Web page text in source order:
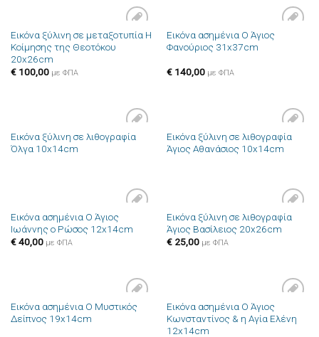
Πρόσθήκη
στην λίστα
Εικόνα ξύλινη σε μεταξοτυπία Η
Κοίμησης της Θεοτόκου
20x26cm
€100,00 με ΦΠΑ
Πρόσθήκη
Εικόνα ασημένια Ο Άγιος
Φανούριος 31x37cm
€140,00 με ΦΠΑ
Πρόσθήκη
Εικόνα ξύλινη σε λιθογραφία
Όλγα 10x14cm
Πρόσθήκη
στην λίστα
Εικόνα ξύλινη σε λιθογραφία
Άγιος Αθανάσιος 10x14cm
Πρόσθήκη
στην λίστα
Εικόνα ασημένια Ο Άγιος
Ιωάννης ο Ρώσος 12x14cm
€40,00 με ΦΠΑ
Πρόσθήκη
στην λίστα
Εικόνα ξύλινη σε λιθογραφία
Άγιος Βασίλειος 20x26cm
€25,00 με ΦΠΑ
Πρόσθήκη
Εικόνα ασημένια Ο Μυστικός
Δείπνος 19x14cm
Πρόσθήκη
στην λίστα
Εικόνα ασημένια Ο Άγιος
Κωνσταντίνος & η Αγία Ελένη
12x14cm